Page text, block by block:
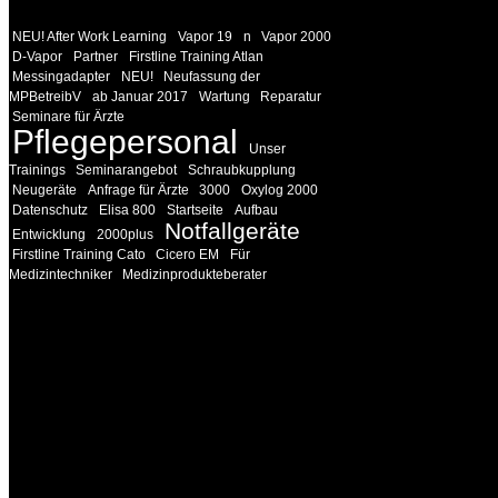
NEU! After Work Learning Vapor 19 n
Vapor 2000
D-Vapor
Partner
Firstline Training Atlan
Messingadapter
NEU!
Neufassung der
MPBetreibV
ab Januar 2017 Wartung
Reparatur
Seminare für Ärzte
Pflegepersonal
Unser
Trainings
Seminarangebot
Schraubkupplung
Neugeräte
Anfrage für Ärzte 3000
Oxylog 2000
Datenschutz
Elisa 800 Startseite
Aufbau
Entwicklung
2000plus Notfallgeräte
Firstline Training Cato Cicero EM
Für
Medizintechniker
Medizinprodukteberater